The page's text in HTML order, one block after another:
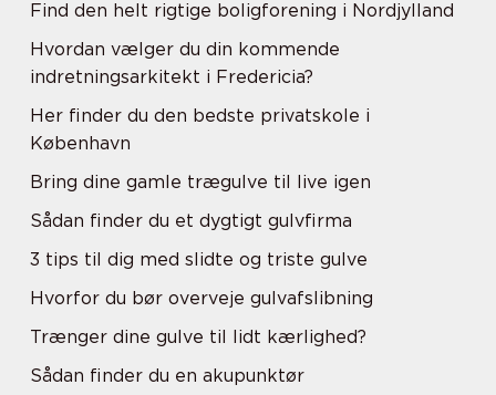
Find den helt rigtige boligforening i Nordjylland
Hvordan vælger du din kommende
indretningsarkitekt i Fredericia?
Her finder du den bedste privatskole i
København
Bring dine gamle trægulve til live igen
Sådan finder du et dygtigt gulvfirma
3 tips til dig med slidte og triste gulve
Hvorfor du bør overveje gulvafslibning
Trænger dine gulve til lidt kærlighed?
Sådan finder du en akupunktør